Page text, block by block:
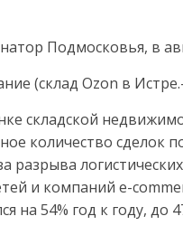
Подмосковья, в
(склад Ozon в
складской
количество
разрыва
и компаний e-
на 54% год к году, до